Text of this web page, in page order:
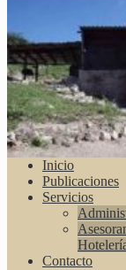
Inicio
Publicaciones
Servicios
Contacto